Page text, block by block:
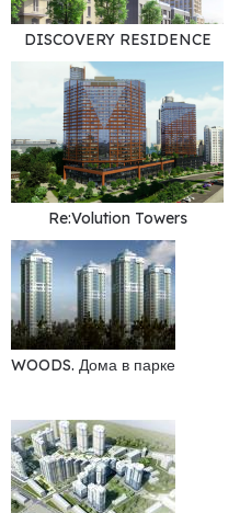
DISCOVERY RESIDENCE
Re:Volution Towers
WOODS. Дома в парке